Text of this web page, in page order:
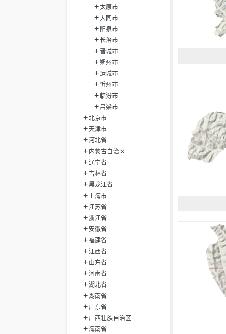
太原市
大同市
阳泉市
长治市
晋城市
朔州市
运城市
忻州市
临汾市
吕梁市
北京市
天津市
河北省
内蒙古自治区
辽宁省
吉林省
黑龙江省
上海市
江苏省
浙江省
安徽省
福建省
江西省
山东省
河南省
湖北省
湖南省
广东省
广西壮族自治区
海南省